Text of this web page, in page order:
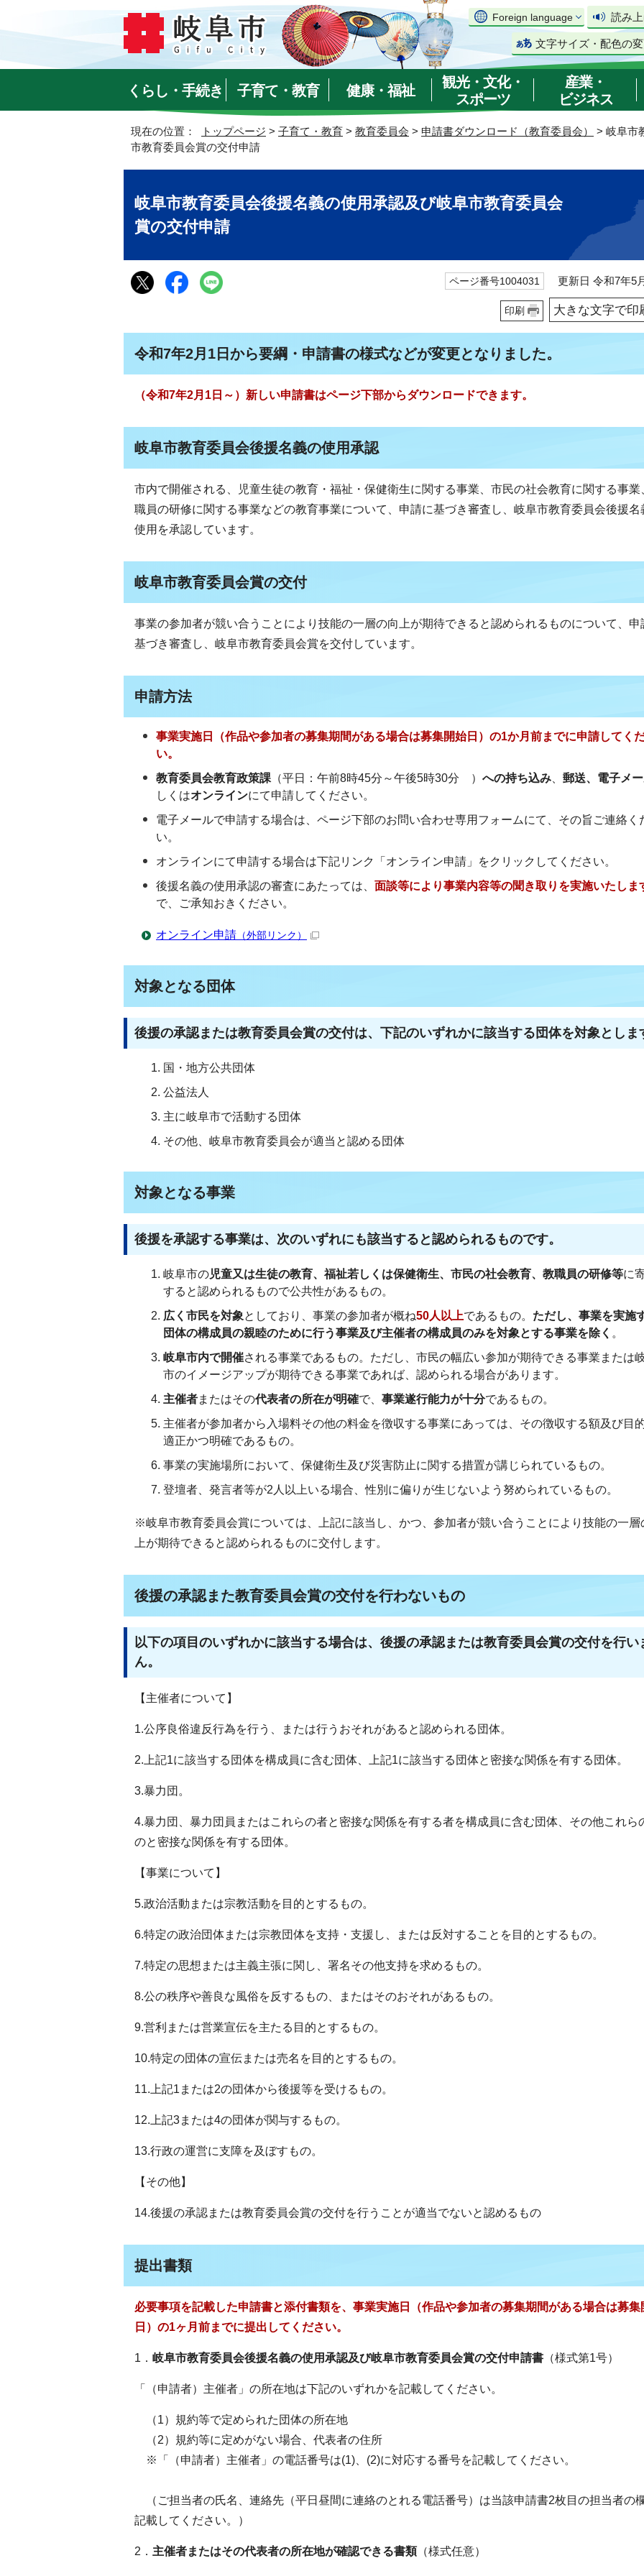
Foreign language 読み
文字サイズ・配色の
くらし・手続き 子育て・教育 健康・福祉
観光・文化・
スポーツ
産業・
ビジネス
現在の位置： トップページ > 子育て・教育 > 教育委員会 > 申請書ダウンロード（教育委員会）
> 岐阜市
市教育委員会賞の交付申請
岐阜市教育委員会後援名義の使用承認及び岐阜市教育委員会
賞の交付申請
ページ番号1004031 更新日 令和7年5
印刷 大きな文字で印
令和7年2月1日から要綱・申請書の様式などが変更となりました。
（令和7年2月1日～）新しい申請書はページ下部からダウンロードできます。
岐阜市教育委員会後援名義の使用承認
市内で開催される、児童生徒の教育・福祉・保健衛生に関する事業、市民の社会教育に関する事業
職員の研修に関する事業などの教育事業について、申請に基づき審査し、岐阜市教育委員会後援名
使用を承認しています。
岐阜市教育委員会賞の交付
事業の参加者が競い合うことにより技能の一層の向上が期待できると認められるものについて、申
基づき審査し、岐阜市教育委員会賞を交付しています。
申請方法
事業実施日（作品や参加者の募集期間がある場合は募集開始日）の1か月前までに申請してく
い。
教育委員会教育政策課 （平日：午前8時45分～午後5時30分 ） への持ち込み 郵送、電子メ
しくはオンラインにて申請してください。
電子メールで申請する場合は、ページ下部のお問い合わせ専用フォームにて、その旨ご連絡く
い。
オンラインにて申請する場合は下記リンク「オンライン申請」をクリックしてください。
後援名義の使用承認の審査にあたっては、 面談等により事業内容等の聞き取りを実施いたしま
で、ご承知おきください。
オンライン申請 （外部リンク）
対象となる団体
後援の承認または教育委員会賞の交付は、下記のいずれかに該当する団体を対象としま
国・地方公共団体
公益法人
主に岐阜市で活動する団体
その他、岐阜市教育委員会が適当と認める団体
対象となる事業
後援を承認する事業は、次のいずれにも該当すると認められるものです。
岐阜市の児童又は生徒の教育、福祉若しくは保健衛生、市民の社会教育、教職員の研修等に
すると認められるもので公共性があるもの。
広く市民を対象としており、事業の参加者が概ね50人以上であるもの。 ただし、事業を実施
団体の構成員の親睦のために行う事業及び主催者の構成員のみを対象とする事業を除く 。
岐阜市内で開催される事業であるもの。ただし、市民の幅広い参加が期待できる事業または
市のイメージアップが期待できる事業であれば、認められる場合があります。
主催者またはその代表者の所在が明確で、 事業遂行能力が十分であるもの。
主催者が参加者から入場料その他の料金を徴収する事業にあっては、その徴収する額及び目
適正かつ明確であるもの。
事業の実施場所において、保健衛生及び災害防止に関する措置が講じられているもの。
登壇者、発言者等が2人以上いる場合、性別に偏りが生じないよう努められているもの。
※岐阜市教育委員会賞については、上記に該当し、かつ、参加者が競い合うことにより技能の一層
上が期待できると認められるものに交付します。
後援の承認また教育委員会賞の交付を行わないもの
以下の項目のいずれかに該当する場合は、後援の承認または教育委員会賞の交付を行い
ん。
【主催者について】
1.公序良俗違反行為を行う、または行うおそれがあると認められる団体。
2.上記1に該当する団体を構成員に含む団体、上記1に該当する団体と密接な関係を有する団体。
3.暴力団。
4.暴力団、暴力団員またはこれらの者と密接な関係を有する者を構成員に含む団体、その他これら
のと密接な関係を有する団体。
【事業について】
5.政治活動または宗教活動を目的とするもの。
6.特定の政治団体または宗教団体を支持・支援し、または反対することを目的とするもの。
7.特定の思想または主義主張に関し、署名その他支持を求めるもの。
8.公の秩序や善良な風俗を反するもの、またはそのおそれがあるもの。
9.営利または営業宣伝を主たる目的とするもの。
10.特定の団体の宣伝または売名を目的とするもの。
11.上記1または2の団体から後援等を受けるもの。
12.上記3または4の団体が関与するもの。
13.行政の運営に支障を及ぼすもの。
【その他】
14.後援の承認または教育委員会賞の交付を行うことが適当でないと認めるもの
提出書類
必要事項を記載した申請書と添付書類を、事業実施日
（作品や参加者の募集期間がある場合は募集
日） の1ヶ月前までに提出してください。
1． 岐阜市教育委員会後援名義の使用承認及び岐阜市教育委員会賞の交付申請書 （様式第1号）
「（申請者）主催者」の所在地は下記のいずれかを記載してください。
（1）規約等で定められた団体の所在地
（2）規約等に定めがない場合、代表者の住所
※「（申請者）主催者」の電話番号は(1)、(2)に対応する番号を記載してください。
（ご担当者の氏名、連絡先（平日昼間に連絡のとれる電話番号）は当該申請書2枚目の担当者の
記載してください。）
2． 主催者またはその代表者の所在地が確認できる書類（様式任意）